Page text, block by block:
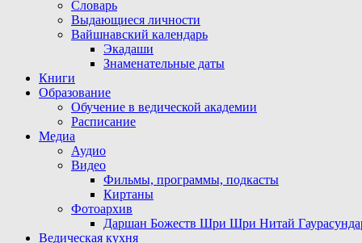
Словарь
Выдающиеся личности
Вайшнавский календарь
Экадаши
Знаменательные даты
Книги
Образование
Обучение в ведической академии
Расписание
Медиа
Аудио
Видео
Фильмы, программы, подкасты
Киртаны
Фотоархив
Даршан Божеств Шри Шри Нитай
Ведическая кухня